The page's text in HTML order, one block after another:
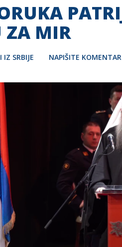
ZA MIR
IZ SRBIJE NAPIŠITE KOMENTAR